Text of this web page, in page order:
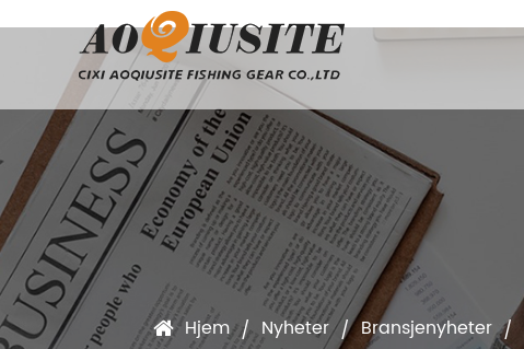
Hjem/ Nyheter/Bransjenyheter/